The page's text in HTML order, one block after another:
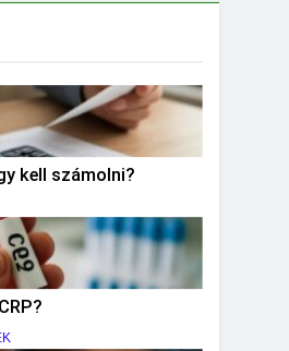
kell számolni?